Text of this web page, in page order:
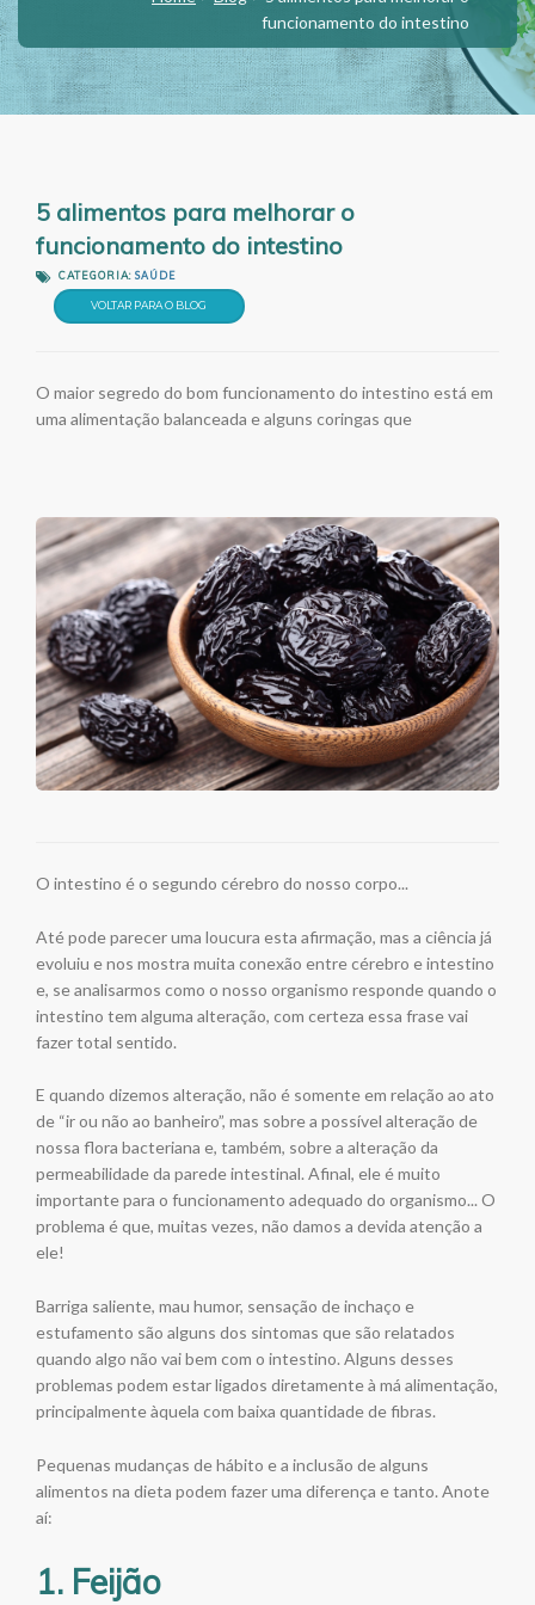
funcionamento do intestino
5 alimentos para melhorar o
funcionamento do intestino
CATEGORIA: SAÚDE
VOLTAR PARA O BLOG
O maior segredo do bom funcionamento do intestino está em
uma alimentação balanceada e alguns coringas que
O intestino é o segundo cérebro do nosso corpo...
Até pode parecer uma loucura esta afirmação, mas a ciência já
evoluiu e nos mostra muita conexão entre cérebro e intestino
e, se analisarmos como o nosso organismo responde quando o
intestino tem alguma alteração, com certeza essa frase vai
fazer total sentido.
E quando dizemos alteração, não é somente em relação ao ato
de “ir ou não ao banheiro”, mas sobre a possível alteração de
nossa flora bacteriana e, também, sobre a alteração da
permeabilidade da parede intestinal. Afinal, ele é muito
importante para o funcionamento adequado do organismo... O
problema é que, muitas vezes, não damos a devida atenção a
ele!
Barriga saliente, mau humor, sensação de inchaço e
estufamento são alguns dos sintomas que são relatados
quando algo não vai bem com o intestino. Alguns desses
problemas podem estar ligados diretamente à má alimentação,
principalmente àquela com baixa quantidade de fibras.
Pequenas mudanças de hábito e a inclusão de alguns
alimentos na dieta podem fazer uma diferença e tanto. Anote
aí:
1. Feijão